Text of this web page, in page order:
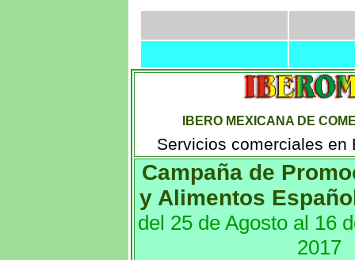
IBERO MEXICANA DE
Servicios comerciales en
Campaña de
y Alimentos
del 25 de Agosto al 16
2017